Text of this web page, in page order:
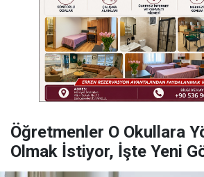
Öğretmenler O Okullara
Olmak İstiyor, İşte Yeni